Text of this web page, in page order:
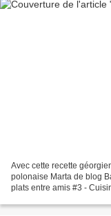
Avec cette recette
polonaise Marta de blog
plats entre amis #3 -